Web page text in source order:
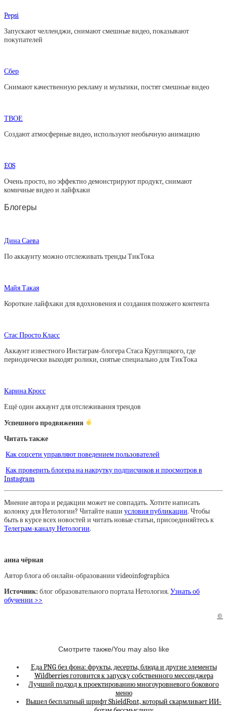
Pepsi
Запускают челленджи, снимают смешные видео, показывают
покупателей
Сбер
Снимают качественную рекламу и мультики, постят смешные видео
ТВОЕ
Создают атмосферные видео, используют необычную анимацию
EOS
Очень просто, но эффектно демонстрируют продукт, снимают
комичные видео и лайфхаки
Блогеры
Дина Саева
По аккаунту можно отслеживать тренды ТикТока
Майя Такая
Короткие лайфхаки для вдохновения и создания похожего контента
Стас Просто Класс
Аккаунт известного Инстаграм-блогера Стаса Круглицкого, где
периодически выходят ролики, снятые специально для ТикТока
Карина Кросс
Ещё один аккаунт для отслеживания трендов
Успешного продвижения
Читать также
Как соцсети управляют поведением пользователей
Как проверить блогера на накрутку подписчиков и просмотров в
Instagram
Мнение автора и редакции может не совпадать. Хотите написать
колонку для Нетологии? Читайте наши условия публикации. Чтобы
быть в курсе всех новостей и читать новые статьи, присоединяйтесь к
Телеграм-каналу Нетологии.
анна чёрная
Автор блога об онлайн-образовании videoinfographica
Источник: блог образовательного портала Нетология. Узнать об
обучении >>
©
Смотрите также/You may also like
Еда PNG без фона: фрукты, десерты, блюда и другие элементы
Wildberries готовится к запуску собственного мессенджера
Лучший подход к проектированию многоуровневого бокового
меню
Вышел бесплатный шрифт ShieldFont, который скармливает ИИ-